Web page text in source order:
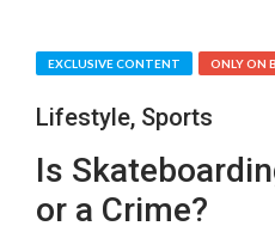
EXCLUSIVE CONTENT ONLY ON
Lifestyle, Sports
Is
or a Crime?